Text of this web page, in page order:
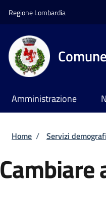
Regione Lombardia
Amministrazione
Briciole di
Home / Servizi
Cambiare